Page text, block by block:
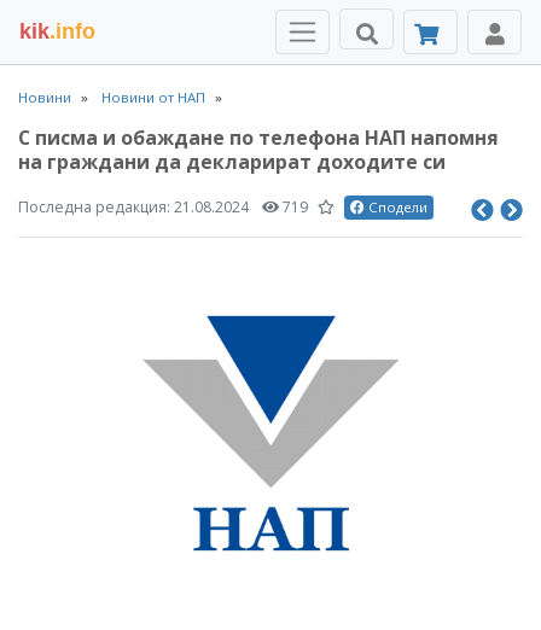
kik.info
Новини Новини от НАП
С писма и обаждане по телефона НАП напомня
на граждани да декларират доходите си
Последна редакция: 21.08.2024 719 Сподели